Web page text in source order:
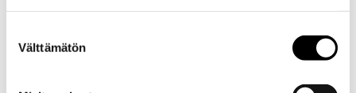
valinta
Välttämätön
suojaamiselle.